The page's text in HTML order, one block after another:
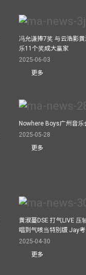
冯允谦捧7奖 与云浩影
乐11个奖成大赢家
2025-06-03
更多
Nowhere Boys广州音
2025-05-28
更多
黄淑蔓DSE 打气LIVE 压
唱到气咳当特別版 Jay
2025-04-30
更多